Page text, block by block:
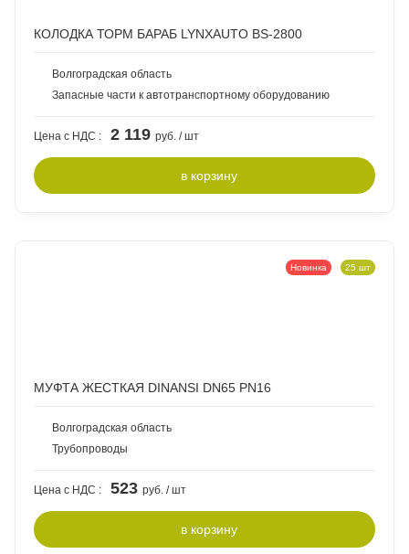
КОЛОДКА ТОРМ БАРАБ LYNXAUTO BS-2800
Волгоградская область
Запасные части к автотранспортному оборудованию
Цена с НДС : 2 119 руб. / шт
в корзину
Новинка 25 шт
МУФТА ЖЕСТКАЯ DINANSI DN65 PN16
Волгоградская область
Трубопроводы
Цена с НДС : 523 руб. / шт
в корзину